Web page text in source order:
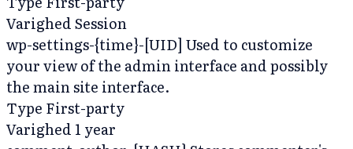
VarighedSession
wp-settings-{time}-[UID] Used to customize
your view of the admin interface and possibly
the main site interface.
Type First-party
Varighed 1 year